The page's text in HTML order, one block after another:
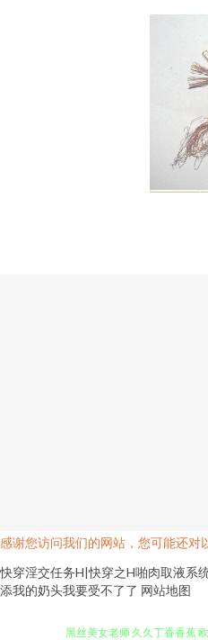
感谢您访问我们的网站，您可能还对
快穿淫交任务H|快穿之H啪肉取液系
添我的奶头我要受不了了 网站地图